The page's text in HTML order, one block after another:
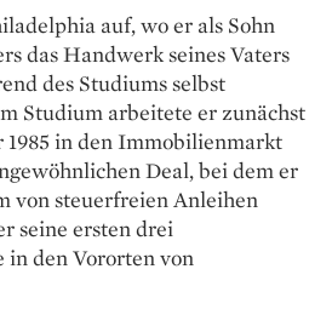
auf, wo er als Sohn
das Handwerk seines Vaters
des Studiums selbst
Studium arbeitete er zunächst
1985 in den Immobilienmarkt
Deal, bei dem er
von steuerfreien Anleihen
seine ersten drei
den Vororten von